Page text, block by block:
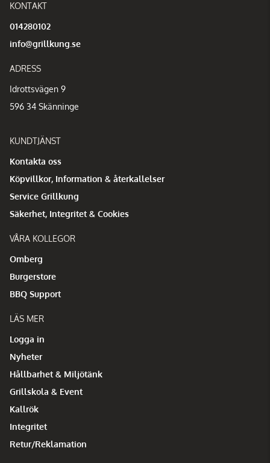
KONTAKT
014280102
info@grillkung.se
ADRESS
Idrottsvägen 9
596 34 Skänninge
KUNDTJÄNST
Kontakta oss
Köpvillkor, Information & återkallelser
Service Grillkung
Säkerhet, Integritet & Cookies
VÅRA KOLLEGOR
Omberg
Burgerstore
BBQ Support
LÄS MER
Logga in
Nyheter
Hållbarhet & Miljötänk
Grillskola & Event
Kallrök
Integritet
Retur/Reklamation